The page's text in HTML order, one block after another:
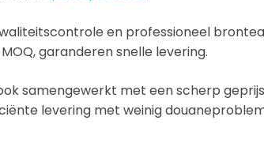
en professioneel
garanderen snelle levering.
samengewerkt met een scherp
levering met weinig